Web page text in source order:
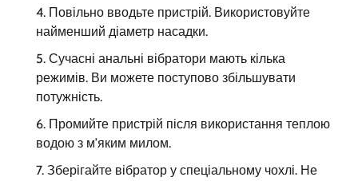
Повільно вводьте пристрій. Використовуйте
найменший діаметр насадки.
Сучасні анальні вібратори мають кілька
режимів. Ви можете поступово збільшувати
потужність.
Промийте пристрій після використання теплою
водою з м’яким милом.
Зберігайте вібратор у спеціальному чохлі. Не